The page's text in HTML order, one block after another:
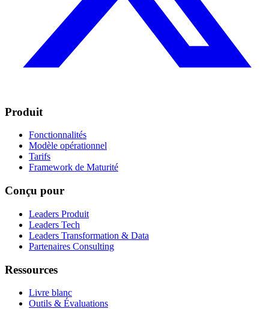
Produit
Fonctionnalités
Modèle opérationnel
Tarifs
Framework de Maturité
Conçu pour
Leaders Produit
Leaders Tech
Leaders Transformation & Data
Partenaires Consulting
Ressources
Livre blanc
Outils & Évaluations